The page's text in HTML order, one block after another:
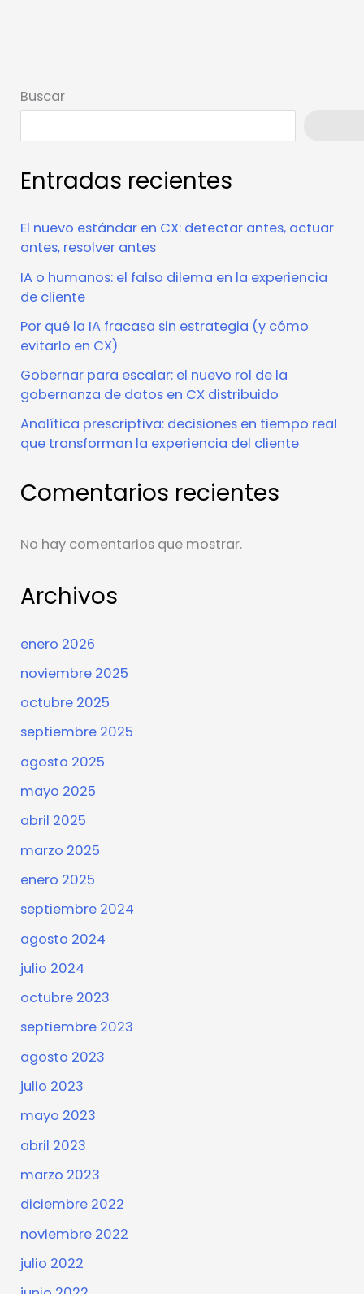
Buscar
Entradas recientes
El nuevo estándar en CX: detectar antes, actuar
antes, resolver antes
IA o humanos: el falso dilema en la experiencia
de cliente
Por qué la IA fracasa sin estrategia (y cómo
evitarlo en CX)
Gobernar para escalar: el nuevo rol de la
gobernanza de datos en CX distribuido
Analítica prescriptiva: decisiones en tiempo real
que transforman la experiencia del cliente
Comentarios recientes
No hay comentarios que mostrar.
Archivos
enero 2026
noviembre 2025
octubre 2025
septiembre 2025
agosto 2025
mayo 2025
abril 2025
marzo 2025
enero 2025
septiembre 2024
agosto 2024
julio 2024
octubre 2023
septiembre 2023
agosto 2023
julio 2023
mayo 2023
abril 2023
marzo 2023
diciembre 2022
noviembre 2022
julio 2022